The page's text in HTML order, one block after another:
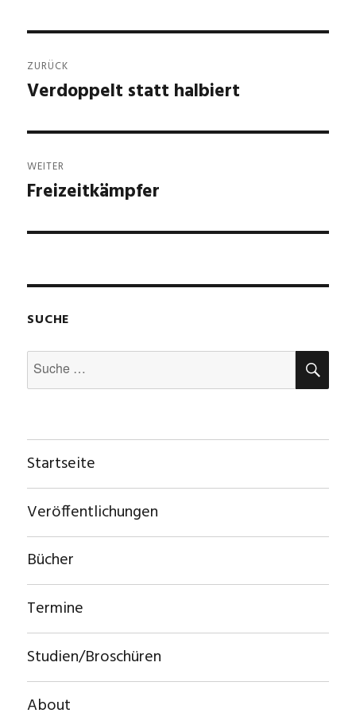
Beitragsnavigation
ZURÜCK
Vorheriger
Verdoppelt statt halbiert
WEITER
Nächster
Freizeitkämpfer
SUCHE
Suche
nach:
Startseite
Veröffentlichungen
Bücher
Termine
Studien/Broschüren
About